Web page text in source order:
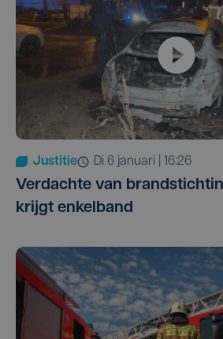
Justitie di 6 januari | 16:26
Verdachte van
krijgt enkelband